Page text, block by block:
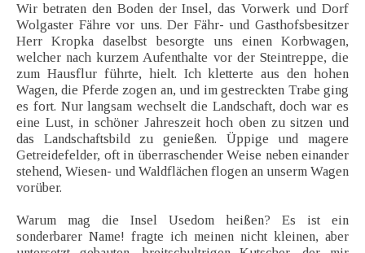
Wir betraten den Boden der Insel, das Vorwerk und Dorf
Wolgaster Fähre vor uns. Der Fähr- und Gasthofsbesitzer
Herr Kropka daselbst besorgte uns einen Korbwagen,
welcher nach kurzem Aufenthalte vor der Steintreppe, die
zum Hausflur führte, hielt. Ich kletterte aus den hohen
Wagen, die Pferde zogen an, und im gestreckten Trabe ging
es fort. Nur langsam wechselt die Landschaft, doch war es
eine Lust, in schöner Jahreszeit hoch oben zu sitzen und
das Landschaftsbild zu genießen. Üppige und magere
Getreidefelder, oft in überraschender Weise neben einander
stehend, Wiesen- und Waldflächen flogen an unserm Wagen
vorüber.
Warum mag die Insel Usedom heißen? Es ist ein
sonderbarer Name! fragte ich meinen nicht kleinen, aber